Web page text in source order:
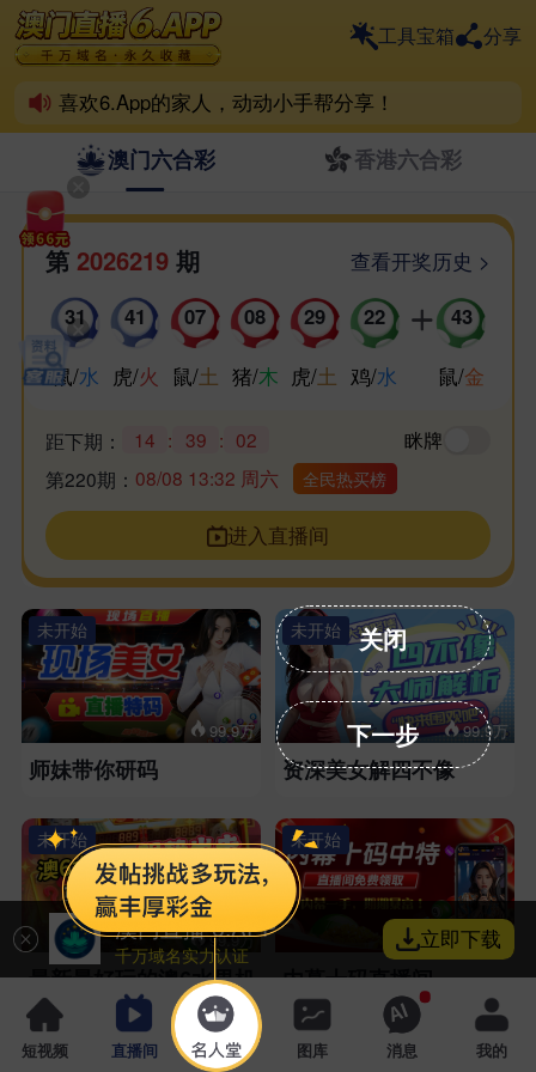
工具宝箱 分享
一个6.App，整个六合界
6.App离不开彩民支持！
喜欢6.App的家人，动动小手帮分享！
祝各位好运爆棚，天天喜中百万！
澳门六合彩 香港六合彩
第 2026219 期
查看开奖历史 >
31
鼠/水
41
虎/火
07
鼠/土
08
猪/木
29
虎/土
22
鸡/水
43
鼠/金
距下期： 14 : 39 : 02
眯牌
第220期： 08/08 13:32 周六 全民热买榜
进入直播间
未开始
99.9万
师妹带你研码
未开始
99.9万
资深美女解四不像
未开始
99.9万
最新最好玩的澳6水果机
未开始
99.9万
内幕十码直播间
未开始 未开始
澳门直播 6.APP
千万域名实力认证
立即下载
关闭
下一步
短视频 直播间 名人堂 图库 消息 我的